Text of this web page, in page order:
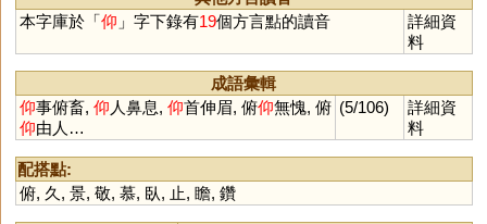
本字庫於「仰 」字下錄有19個方言點的讀音
詳細資
料
成語彙輯
仰事俯畜, 仰 人鼻息, 仰首伸眉, 俯仰無愧, 俯
仰由人…
(5/106)
詳細資
料
配搭點:
俯, 久 , 景, 敬, 慕, 臥, 止, 瞻, 鑽